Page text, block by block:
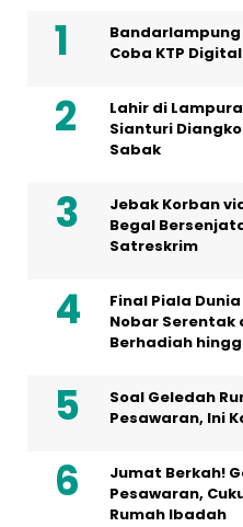
Bandarlampung
Coba KTP Digital
Lahir di
Sianturi
Sabak
Jebak Korban
Begal
Satreskrim
Final Piala
Nobar Serentak
Berhadiah
Soal Geledah
Pesawaran, Ini
Jumat Berkah!
Pesawaran,
Rumah Ibadah